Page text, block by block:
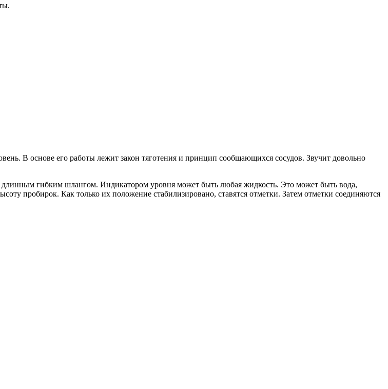
В основе его работы лежит закон тяготения и принцип сообщающихся сосудов. Звучит довольно
гибким шлангом. Индикатором уровня может быть любая жидкость. Это может быть вода,
пробирок. Как только их положение стабилизировано, ставятся отметки. Затем отметки соединяются